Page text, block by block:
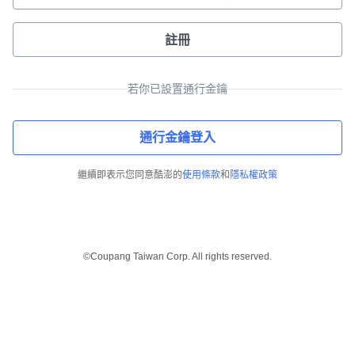
註冊
若你已設置通行金鑰
通行金鑰登入
繼續即表示您同意酷澎的使用條款和 隱私權政策
©Coupang Taiwan Corp. All rights reserved.